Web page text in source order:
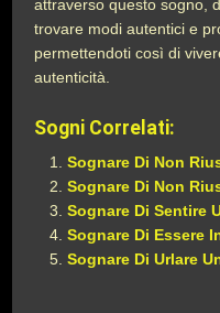
attraverso questo sogno,
trovare modi autentici e
permettendoti così di
autenticità.
Sogni Correlati:
Sognare Di Non
Sognare Di Non
Sognare Di Sentire
Sognare Di Essere
Sognare Di Urlare